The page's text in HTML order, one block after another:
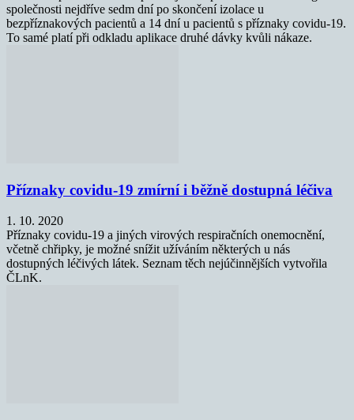
společnosti nejdříve sedm dní po skončení izolace u
bezpříznakových pacientů a 14 dní u pacientů s příznaky covidu-19.
To samé platí při odkladu aplikace druhé dávky kvůli nákaze.
Příznaky covidu-19 zmírní i běžně dostupná léčiva
1. 10. 2020
Příznaky covidu-19 a jiných virových respiračních onemocnění,
včetně chřipky, je možné snížit užíváním některých u nás
dostupných léčivých látek. Seznam těch nejúčinnějších vytvořila
ČLnK.